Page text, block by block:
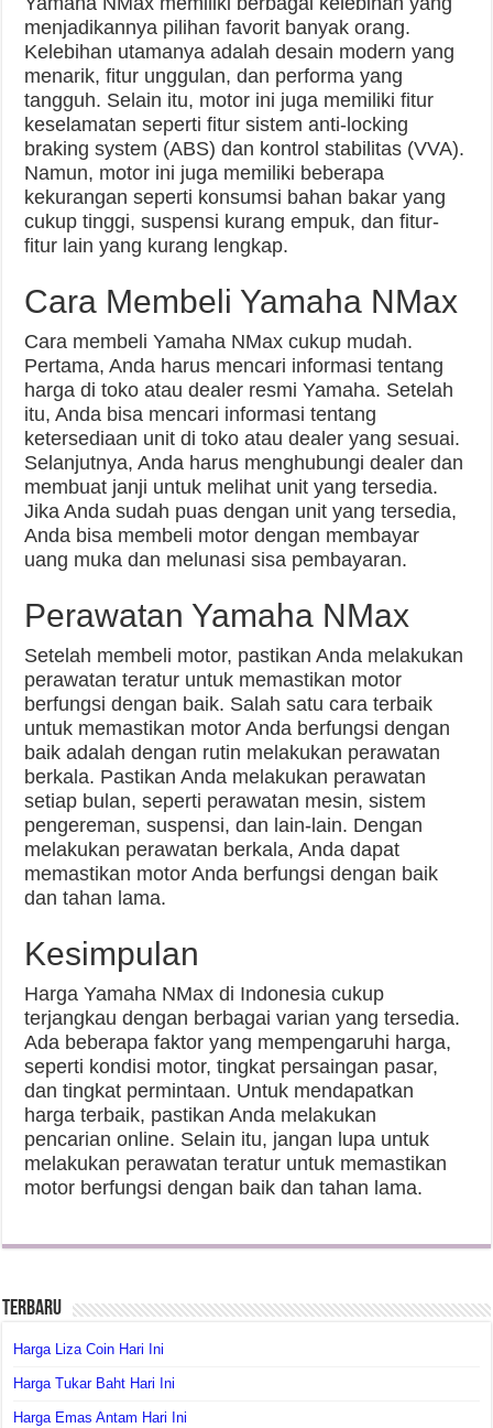
menjadikannya pilihan favorit banyak orang.
Kelebihan utamanya adalah desain modern yang
menarik, fitur unggulan, dan performa yang
tangguh. Selain itu, motor ini juga memiliki fitur
keselamatan seperti fitur sistem anti-locking
braking system (ABS) dan kontrol stabilitas (VVA).
Namun, motor ini juga memiliki beberapa
kekurangan seperti konsumsi bahan bakar yang
cukup tinggi, suspensi kurang empuk, dan fitur-
fitur lain yang kurang lengkap.
Cara Membeli Yamaha NMax
Cara membeli Yamaha NMax cukup mudah.
Pertama, Anda harus mencari informasi tentang
harga di toko atau dealer resmi Yamaha. Setelah
itu, Anda bisa mencari informasi tentang
ketersediaan unit di toko atau dealer yang sesuai.
Selanjutnya, Anda harus menghubungi dealer dan
membuat janji untuk melihat unit yang tersedia.
Jika Anda sudah puas dengan unit yang tersedia,
Anda bisa membeli motor dengan membayar
uang muka dan melunasi sisa pembayaran.
Perawatan Yamaha NMax
Setelah membeli motor, pastikan Anda melakukan
perawatan teratur untuk memastikan motor
berfungsi dengan baik. Salah satu cara terbaik
untuk memastikan motor Anda berfungsi dengan
baik adalah dengan rutin melakukan perawatan
berkala. Pastikan Anda melakukan perawatan
setiap bulan, seperti perawatan mesin, sistem
pengereman, suspensi, dan lain-lain. Dengan
melakukan perawatan berkala, Anda dapat
memastikan motor Anda berfungsi dengan baik
dan tahan lama.
Kesimpulan
Harga Yamaha NMax di Indonesia cukup
terjangkau dengan berbagai varian yang tersedia.
Ada beberapa faktor yang mempengaruhi harga,
seperti kondisi motor, tingkat persaingan pasar,
dan tingkat permintaan. Untuk mendapatkan
harga terbaik, pastikan Anda melakukan
pencarian online. Selain itu, jangan lupa untuk
melakukan perawatan teratur untuk memastikan
motor berfungsi dengan baik dan tahan lama.
Terbaru
Harga Liza Coin Hari Ini
Harga Tukar Baht Hari Ini
Harga Emas Antam Hari Ini